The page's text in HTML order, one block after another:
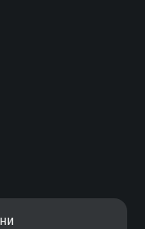
биологии, чтобы